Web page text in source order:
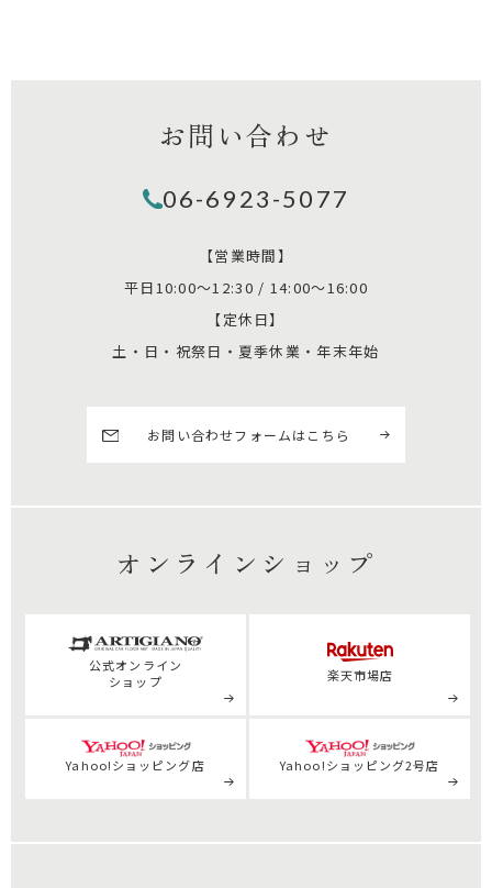
お問い合わせ
06-6923-5077
【営業時間】
平日10:00～12:30 / 14:00～16:00
【定休日】
土・日・祝祭日・夏季休業・年末年始
お問い合わせフォームはこちら
オンラインショップ
公式オンライン
ショップ
楽天市場店
Yahoo!ショッピング店 Yahoo!ショッピング2号店